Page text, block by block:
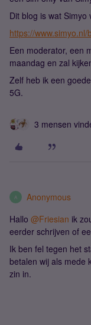
Dit blog is wat
https://
Een moderator, een
maandag en zal
Zelf heb ik een
5G.
3 mensen
A Anonymous
Hallo @Friesian ik
eerder schrijven of
Ik ben fel tegen het
betalen wij als mede
zin in.